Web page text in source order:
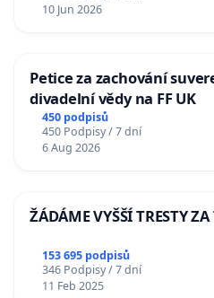
10 Jun 2026
Petice za zachování
divadelní vědy na FF UK
450 podpisů
450 Podpisy / 7 dní
6 Aug 2026
ŽÁDÁME VYŠŠÍ TRESTY
153 695 podpisů
346 Podpisy / 7 dní
11 Feb 2025